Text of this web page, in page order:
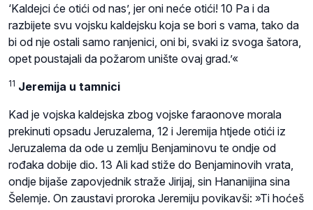
‘Kaldejci će otići od nas’, jer oni neće otići! 10 Pa i da
razbijete svu vojsku kaldejsku koja se bori s vama, tako da
bi od nje ostali samo ranjenici, oni bi, svaki iz svoga šatora,
opet poustajali da požarom unište ovaj grad.’«
11 Jeremija u tamnici
Kad je vojska kaldejska zbog vojske faraonove morala
prekinuti opsadu Jeruzalema, 12 i Jeremija htjede otići iz
Jeruzalema da ode u zemlju Benjaminovu te ondje od
rođaka dobije dio. 13 Ali kad stiže do Benjaminovih vrata,
ondje bijaše zapovjednik straže Jirijaj, sin Hananijina sina
Šelemje. On zaustavi proroka Jeremiju povikavši: »Ti hoćeš